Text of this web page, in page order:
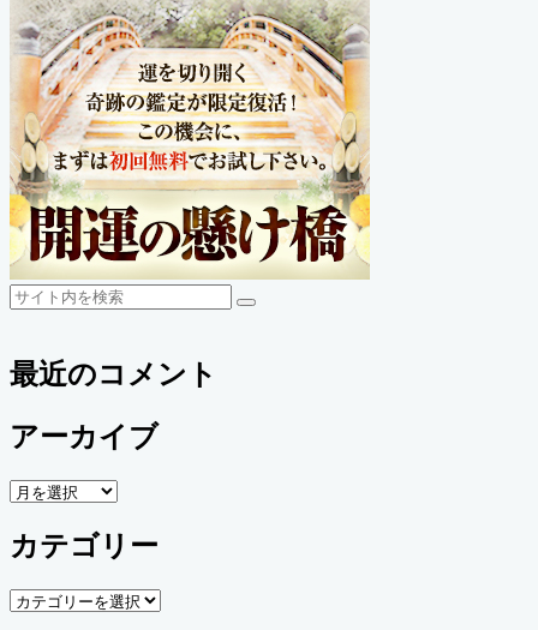
検
検
最近のコメント
アーカイブ
ア
カ
イ
ブ
カテゴリー
カ